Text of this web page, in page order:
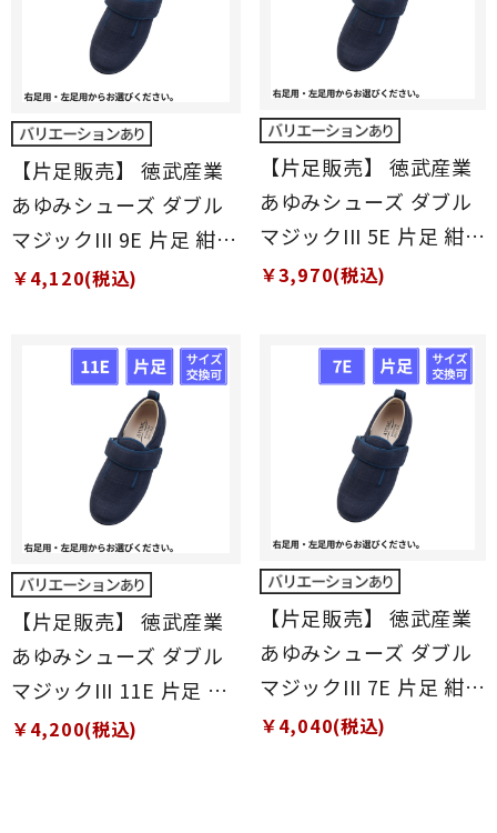
【片足販売】 徳武産業
あゆみシューズ ダブル
マジックIII 9E 片足 紺
S(21～21.5cm)
￥4,120(税込)
【片足販売】 徳武産業
あゆみシューズ ダブル
マジックIII 5E 片足 紺
S(21～21.5cm)
￥3,970(税込)
【片足販売】 徳武産業
あゆみシューズ ダブル
マジックIII 11E 片足 紺
S(21～21.5cm)
￥4,200(税込)
【片足販売】 徳武産業
あゆみシューズ ダブル
マジックIII 7E 片足 紺
S(21～21.5cm)
￥4,040(税込)